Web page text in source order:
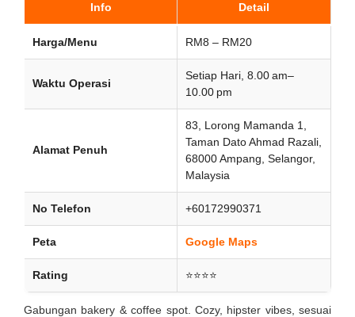
Info Detail
Harga/Menu RM8 – RM20
Waktu Operasi
Setiap Hari, 8.00 am–
10.00 pm
Alamat Penuh
83, Lorong Mamanda 1,
Taman Dato Ahmad Razali,
68000 Ampang, Selangor,
Malaysia
No Telefon +60172990371
Peta Google Maps
Rating ⭐⭐⭐⭐
Gabungan bakery & coffee spot. Cozy, hipster vibes, sesuai